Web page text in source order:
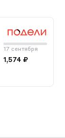
17 сентября
1,574 ₽